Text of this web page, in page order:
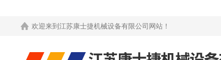
欢迎来到 江苏康士捷机械设备有限公司网站 ！